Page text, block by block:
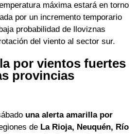
máxima estará en torno
por un incremento temporario
probabilidad de lloviznas
del viento al sector sur.
por vientos fuertes
provincias
una alerta amarilla por
de La Rioja, Neuquén, Río